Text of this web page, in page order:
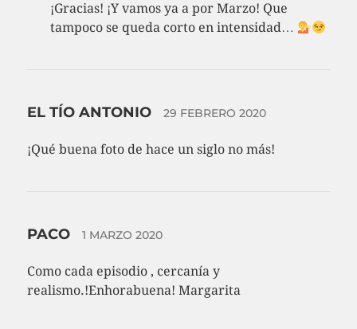
¡Gracias! ¡Y vamos ya a por Marzo! Que
tampoco se queda corto en intensidad…
EL TÍO ANTONIO 29 FEBRERO 2020
¡Qué buena foto de hace un siglo no más!
PACO 1 MARZO 2020
Como cada episodio , cercanía y
realismo.!Enhorabuena! Margarita